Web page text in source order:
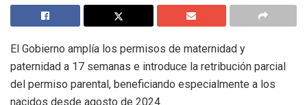
El Gobierno amplía los permisos de maternidad y
paternidad a 17 semanas e introduce la retribución parcial
del permiso parental, beneficiando especialmente a los
nacidos desde agosto de 2024.